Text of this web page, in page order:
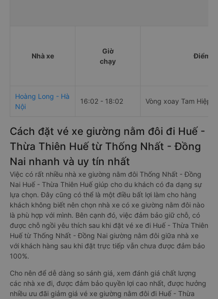
Nhà xe
Giờ
chạy
Điểm đi
Hoàng Long - Hà
Nội
16:02 - 18:02 Vòng xoay Tam Hiệp
Cách đặt vé xe giường nằm đôi đi Huế -
Thừa Thiên Huế từ Thống Nhất - Đồng
Nai nhanh và uy tín nhất
Việc có rất nhiều nhà xe giường nằm đôi Thống Nhất - Đồng
Nai Huế - Thừa Thiên Huế giúp cho du khách có đa dạng sự
lựa chọn. Đây cũng có thể là một điều bất lợi làm cho hàng
khách không biết nên chọn nhà xe có xe giường nằm đôi nào
là phù hợp với mình. Bên cạnh đó, việc đảm bảo giữ chỗ, có
được chỗ ngồi yêu thích sau khi đặt vé xe đi Huế - Thừa Thiên
Huế từ Thống Nhất - Đồng Nai giường nằm đôi giữa nhà xe
với khách hàng sau khi đặt trực tiếp vẫn chưa được đảm bảo
100%.
Cho nên để dễ dàng so sánh giá, xem đánh giá chất lượng
các nhà xe đi, được đảm bảo quyền lợi cao nhất, được hưởng
nhiều ưu đãi giảm giá vé xe giường nằm đôi đi Huế - Thừa